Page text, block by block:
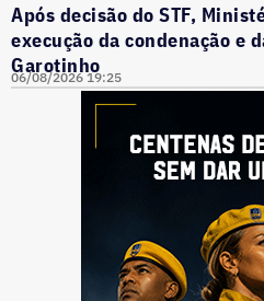
Após decisão do STF,
execução da condenação e
Garotinho
06/08/2026 19:25